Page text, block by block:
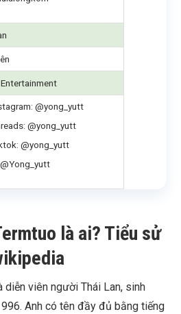
@yong_yutt
@yong_yutt
@yong_yutt
là ai? Tiểu sử
diễn viên người Thái Lan, sinh
Anh có tên đầy đủ bằng tiếng